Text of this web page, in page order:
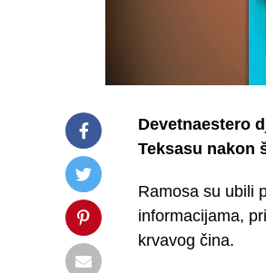
Devetnaestero
Teksasu nakon
Ramosa su ubili
informacijama,
krvavog čina.